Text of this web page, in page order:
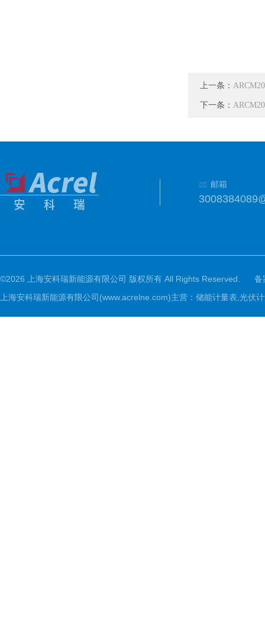
上一条：
下一条：
邮箱
©2026 上海安科瑞新能源有限公司 版权所有 All Rights Reserved.
备
上海安科瑞新能源有限公司(www.acrelne.com)主营：储能计量表,光伏